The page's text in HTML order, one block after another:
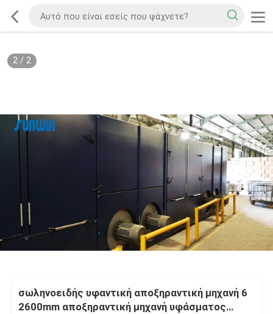
2/ 2
σωληνοειδής υφαντική αποξηραντική μηχανή 6
2600mm αποξηραντική μηχανή υφάσματος